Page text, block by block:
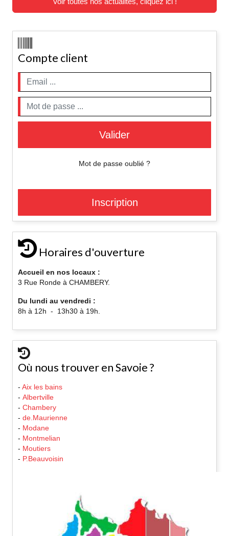
Compte client
Valider
Mot de passe oublié ?
Inscription
Horaires d'ouverture
Accueil en nos locaux :
3 Rue Ronde à CHAMBERY.
Du lundi au vendredi :
8h à 12h - 13h30 à 19h.
Où nous trouver en Savoie ?
- Aix les bains
- Albertville
- Chambery
- de.Maurienne
- Modane
- Montmelian
- Moutiers
- P.Beauvoisin